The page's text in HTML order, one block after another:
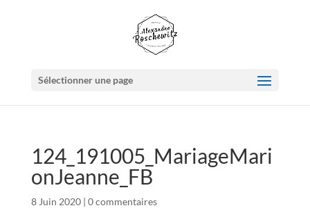
Sélectionner une page
124_191005_MariageMari
onJeanne_FB
8 Juin 2020| 0 commentaires